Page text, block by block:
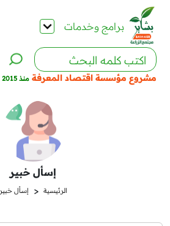
برامج وخدمات
مشروع مؤسسة اقتصاد المعرفة منذ 2015
إسأل خبير
الرئيسية < إسأل خبير